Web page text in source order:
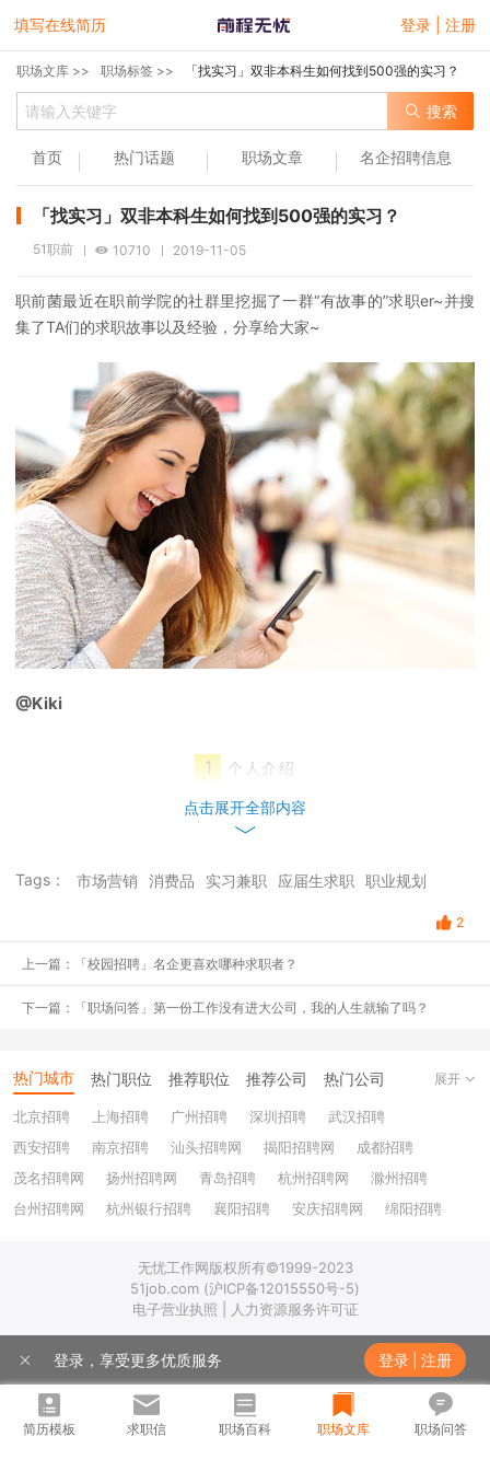
填写在线简历 登录 | 注册
职场文库 >> 职场标签 >> 「找实习」双非本科生如何找到500强的实习？
搜索
首页 热门话题 职场文章 名企招聘信息
「找实习」双非本科生如何找到500强的实习？
51职前 10710 2019-11-05
职前菌最近在职前学院的社群里挖掘了一群“有故事的”求职er~并搜
集了TA们的求职故事以及经验，分享给大家~
@Kiki
1 个人介绍
候法国里昂三大交换了半年。
了很多准备工作，顺便帮助朋友准备秋招，也为自己以后找工作打下
找到一份名声好、含金量高的实习很重要，可能实习学到的东西没有
(尤其是学历上没有优势的朋友)。
准备工作
如果是准备找商科相关实习的小伙伴，可以通过应届生求职网寻找
500强企业的招人信息，微博上也可以搜索，里面会有详细的 job
根据这个修改自己的简历，突出自己的优势。
500 强很多企业会比较重视英语能力
(四六级成绩，雅思等)，之前的
实习社团经历，你的领导力、沟通能力、抗压能力(尤其互联网行
业...)，
电脑软件的操作能力
点击展开全部内容
Tags： 市场营销 消费品 实习兼职 应届生求职 职业规划
2
上一篇：「校园招聘」名企更喜欢哪种求职者？
下一篇：「职场问答」第一份工作没有进大公司，我的人生就输了吗？
热门城市 热门职位 推荐职位 推荐公司 热门公司
北京招聘 上海招聘 广州招聘 深圳招聘
武汉招聘
西安招聘
南京招聘 汕头招聘网 揭阳招聘网
成都招聘
茂名招聘网
扬州招聘网 青岛招聘 杭州招聘网
滁州招聘
台州招聘网
杭州银行招聘 襄阳招聘 安庆招聘网
绵阳招聘
上饶招聘网
展开
无忧工作网版权所有©1999-2023
51job.com (沪ICP备12015550号-5)
电子营业执照 | 人力资源服务许可证
登录，享受更多优质服务 登录 注册
简历模板 求职信 职场百科 职场文库 职场问答